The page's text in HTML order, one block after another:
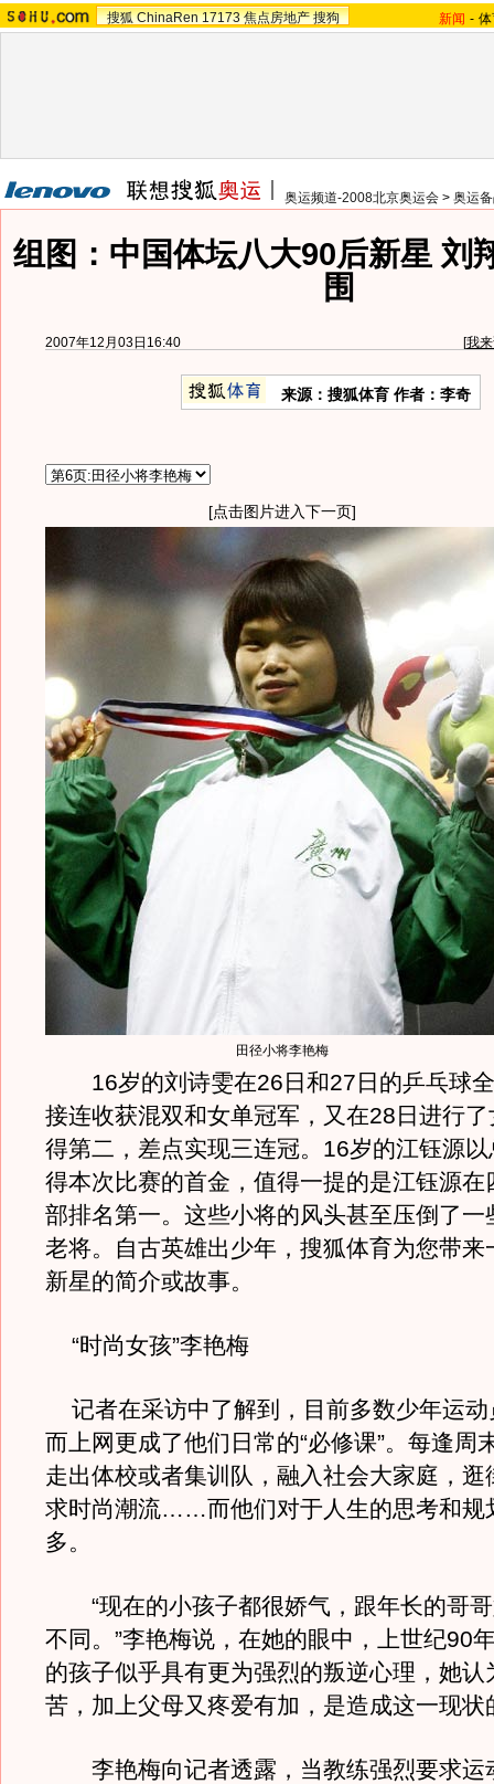
搜狐 ChinaRen 17173 焦点房地产 搜狗 新闻 -
奥运频道-2008北京奥运会 > 奥运
组图：中国体坛八大90后新星 刘
围
2007年12月03日16:40 [我
来源：搜狐体育 作者：李奇
[点击图片进入下一页]
田径小将李艳梅
16岁的刘诗雯在26日和27日的乒乓球
接连收获混双和女单冠军，又在28日进行
得第二，差点实现三连冠。16岁的江钰源
得本次比赛的首金，值得一提的是江钰源在
部排名第一。这些小将的风头甚至压倒了一
老将。自古英雄出少年，搜狐体育为您带来
新星的简介或故事。
“时尚女孩”李艳梅
记者在采访中了解到，目前多数少年运动
而上网更成了他们日常的“必修课”。每逢周
走出体校或者集训队，融入社会大家庭，逛
求时尚潮流……而他们对于人生的思考和规
多。
“现在的小孩子都很娇气，跟年长的哥哥
不同。”李艳梅说，在她的眼中，上世纪90
的孩子似乎具有更为强烈的叛逆心理，她认
苦，加上父母又疼爱有加，是造成这一现状
李艳梅向记者透露，当教练强烈要求运